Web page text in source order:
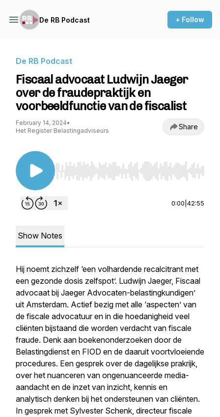
De RB Podcast + Follow
De RB Podcast
Fiscaal advocaat Ludwijn Jaeger
over de fraudepraktijk en
voorbeeldfunctie van de fiscalist
February 14, 2024•
Het Register Belastingadviseurs
Share
Use Left/Right to seek, Home/End to jump to
0:00 42:55
Show Notes
Hij noemt zichzelf ‘een volhardende recalcitrant met
een gezonde dosis zelfspot’. Ludwijn Jaeger, Fiscaal
advocaat bij Jaeger Advocaten-belastingkundigen’
uit Amsterdam. Actief bezig met alle ‘aspecten’ van
de fiscale advocatuur en in die hoedanigheid veel
cliënten bijstaand die worden verdacht van fiscale
fraude. Denk aan boekenonderzoeken door de
Belastingdienst en FIOD en de daaruit voortvloeiende
procedures. Een gesprek over de dagelijkse prakrijk,
over het nuanceren van ongenuanceerde media-
aandacht en de inzet van inzicht, kennis en
analytisch denken bij het ondersteunen van cliënten.
In gesprek met Sylvester Schenk, directeur fiscale